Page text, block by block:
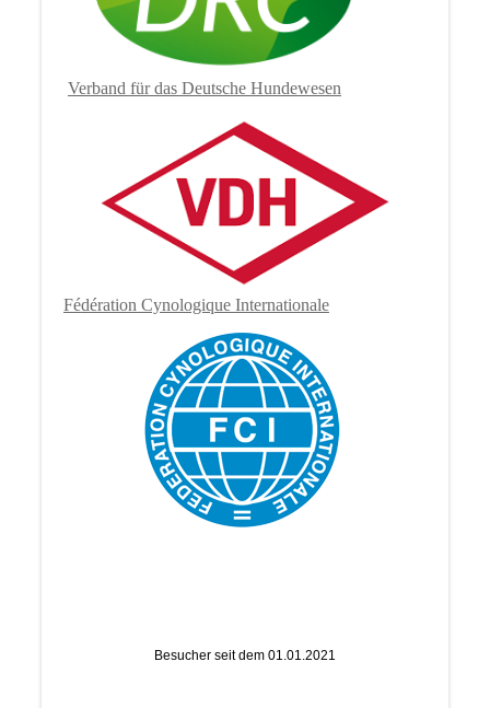
Verband für das Deutsche Hundewesen
Fédération Cynologique Internationale
Besucher seit dem 01.01.2021